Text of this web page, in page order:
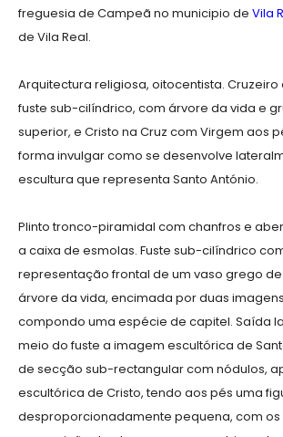
freguesia de Campeã no municipio de Vila
de Vila Real.
Arquitectura religiosa, oitocentista.
fuste sub-cilíndrico, com árvore da vida e
superior, e Cristo na Cruz com Virgem aos
forma invulgar como se desenvolve
escultura que representa Santo António.
Plinto tronco-piramidal com chanfros e
a caixa de esmolas. Fuste sub-cilíndrico
representação frontal de um vaso grego
árvore da vida, encimada por duas
compondo uma espécie de capitel. Saída
meio do fuste a imagem escultórica de
de secção sub-rectangular com nódulos,
escultórica de Cristo, tendo aos pés uma
desproporcionadamente pequena, com